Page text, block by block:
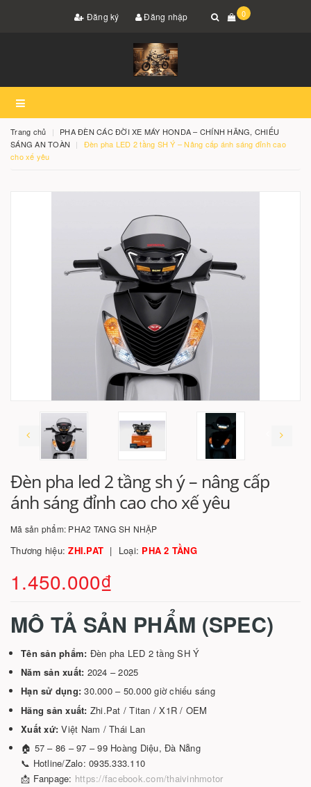
Đăng ký Đăng nhập 0
Trang chủ
PHA ĐÈN CÁC ĐỜI XE MÁY HONDA – CHÍNH HÃNG, CHIẾU
SÁNG AN TOÀN
Đèn pha LED 2 tầng SH Ý – Nâng cấp ánh sáng đỉnh cao
cho xế yêu
Đèn pha led 2 tầng sh ý – nâng cấp
ánh sáng đỉnh cao cho xế yêu
Mã sản phẩm: PHA2 TANG SH NHẬP
Thương hiệu:ZHI.PAT Loại: PHA 2 TẦNG
1.450.000₫
MÔ TẢ SẢN PHẨM (SPEC)
Tên sản phẩm: Đèn pha LED 2 tầng SH Ý
Năm sản xuất: 2024 – 2025
Hạn sử dụng: 30.000 – 50.000 giờ chiếu sáng
Hãng sản xuất: Zhi.Pat / Titan / X1R / OEM
Xuất xứ: Việt Nam / Thái Lan
🏠 57 – 86 – 97 – 99 Hoàng Diệu, Đà Nẵng
📞 Hotline/Zalo: 0935.333.110
📩 Fanpage: https://facebook.com/thaivinhmotor